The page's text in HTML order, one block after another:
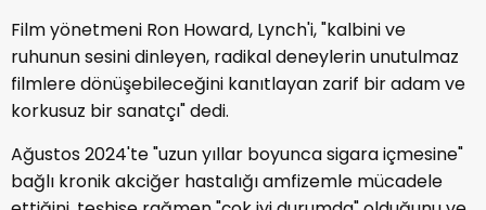
Film yönetmeni Ron Howard, Lynch'i, "kalbini ve
ruhunun sesini dinleyen, radikal deneylerin unutulmaz
filmlere dönüşebileceğini kanıtlayan zarif bir adam ve
korkusuz bir sanatçı" dedi.
Ağustos 2024'te "uzun yıllar boyunca sigara içmesine"
bağlı kronik akciğer hastalığı amfizemle mücadele